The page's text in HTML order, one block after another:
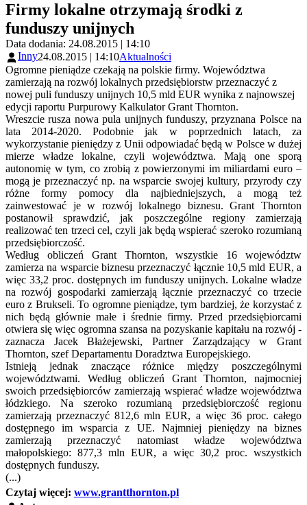
Firmy lokalne otrzymają środki z
funduszy unijnych
Data dodania: 24.08.2015 | 14:10
Inny24.08.2015 | 14:10Aktualności
Ogromne pieniądze czekają na polskie firmy. Województwa
zamierzają na rozwój lokalnych przedsiębiorstw przeznaczyć z
nowej puli funduszy unijnych 10,5 mld EUR wynika z najnowszej
edycji raportu Purpurowy Kalkulator Grant Thornton.
Wreszcie rusza nowa pula unijnych funduszy, przyznana Polsce na
lata 2014-2020. Podobnie jak w poprzednich latach, za
wykorzystanie pieniędzy z Unii odpowiadać będą w Polsce w dużej
mierze władze lokalne, czyli województwa. Mają one sporą
autonomię w tym, co zrobią z powierzonymi im miliardami euro –
mogą je przeznaczyć np. na wsparcie swojej kultury, przyrody czy
różne formy pomocy dla najbiedniejszych, a mogą też
zainwestować je w rozwój lokalnego biznesu. Grant Thornton
postanowił sprawdzić, jak poszczególne regiony zamierzają
realizować ten trzeci cel, czyli jak będą wspierać szeroko rozumianą
przedsiębiorczość.
Według obliczeń Grant Thornton, wszystkie 16 województw
zamierza na wsparcie biznesu przeznaczyć łącznie 10,5 mld EUR, a
więc 33,2 proc. dostępnych im funduszy unijnych. Lokalne władze
na rozwój gospodarki zamierzają łącznie przeznaczyć co trzecie
euro z Brukseli. To ogromne pieniądze, tym bardziej, że korzystać z
nich będą głównie małe i średnie firmy. Przed przedsiębiorcami
otwiera się więc ogromna szansa na pozyskanie kapitału na rozwój -
zaznacza Jacek Błażejewski, Partner Zarządzający w Grant
Thornton, szef Departamentu Doradztwa Europejskiego.
Istnieją jednak znaczące różnice między poszczególnymi
województwami. Według obliczeń Grant Thornton, najmocniej
swoich przedsiębiorców zamierzają wspierać władze województwa
łódzkiego. Na szeroko rozumianą przedsiębiorczość regionu
zamierzają przeznaczyć 812,6 mln EUR, a więc 36 proc. całego
dostępnego im wsparcia z UE. Najmniej pieniędzy na biznes
zamierzają przeznaczyć natomiast władze województwa
małopolskiego: 877,3 mln EUR, a więc 30,2 proc. wszystkich
dostępnych funduszy.
(...)
Czytaj więcej: www.grantthornton.pl